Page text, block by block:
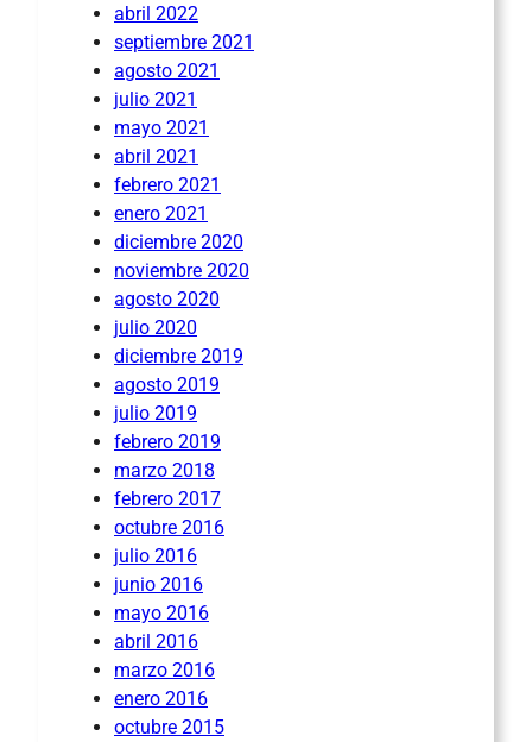
abril 2022
septiembre 2021
agosto 2021
julio 2021
mayo 2021
abril 2021
febrero 2021
enero 2021
diciembre 2020
noviembre 2020
agosto 2020
julio 2020
diciembre 2019
agosto 2019
julio 2019
febrero 2019
marzo 2018
febrero 2017
octubre 2016
julio 2016
junio 2016
mayo 2016
abril 2016
marzo 2016
enero 2016
octubre 2015